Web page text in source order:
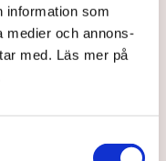
information som
medier och annons-
med. Läs mer på
i botten och
kraftnät i
på
hos
där